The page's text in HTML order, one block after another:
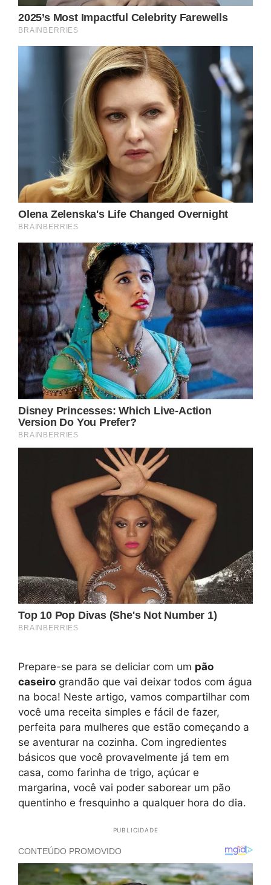
Prepare-se para se deliciar com um pão
caseiro grandão que vai deixar todos com água
na boca! Neste artigo, vamos compartilhar com
você uma receita simples e fácil de fazer,
perfeita para mulheres que estão começando a
se aventurar na cozinha. Com ingredientes
básicos que você provavelmente já tem em
casa, como farinha de trigo, açúcar e
margarina, você vai poder saborear um pão
quentinho e fresquinho a qualquer hora do dia.
PUBLICIDADE